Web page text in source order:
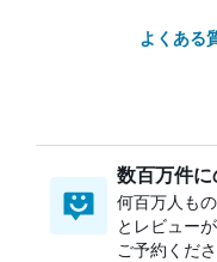
よくある
数百万件
何百万人も
とレビュー
ご予約くださ